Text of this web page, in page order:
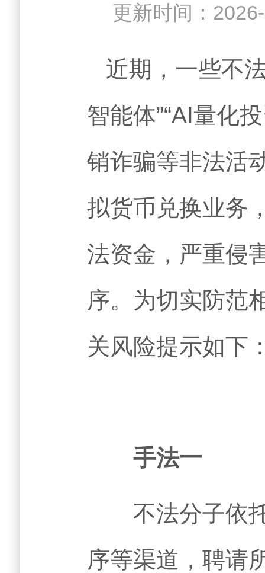
更新时间：
近期，一些不
智能体”“AI量化
销诈骗等非法活
拟货币兑换业务
法资金，严重侵
序。为切实防范
关风险提示如下
手法一
不法分子依托
序等渠道，聘请